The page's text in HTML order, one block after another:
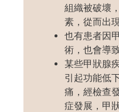
組織被破壞
素，從而出
也有患者因
術，也會導
某些甲狀腺
引起功能低
痛，經檢查
症發展，甲